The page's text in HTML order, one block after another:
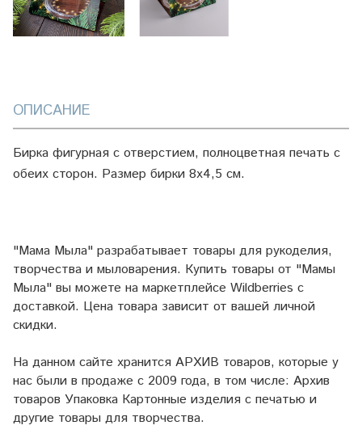
ОПИСАНИЕ
Бирка фигурная с отверстием, полноцветная печать с
обеих сторон. Размер бирки 8х4,5 см.
"Мама Мыла" разрабатывает товары для рукоделия,
творчества и мыловарения. Купить товары от "Мамы
Мыла" вы можете на маркетплейсе Wildberries с
доставкой. Цена товара зависит от вашей личной
скидки.
На данном сайте хранится АРХИВ товаров, которые у
нас были в продаже с 2009 года, в том числе: Архив
товаров Упаковка Картонные изделия с печатью и
другие товары для творчества.